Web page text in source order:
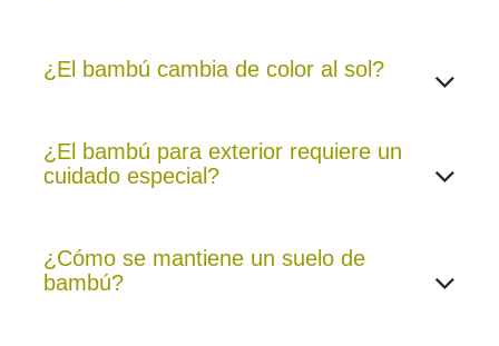
¿El bambú cambia de color al sol?
¿El bambú para exterior requiere un
cuidado especial?
¿Cómo se mantiene un suelo de
bambú?